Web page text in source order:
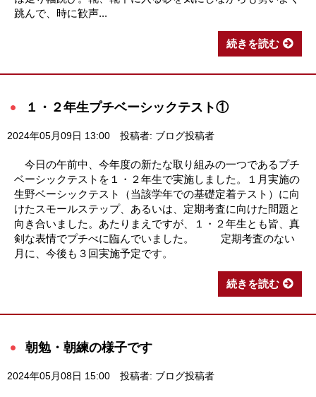
跳んで、時に歓声...
続きを読む
１・２年生プチベーシックテスト①
2024年05月09日 13:00 投稿者: ブログ投稿者
今日の午前中、今年度の新たな取り組みの一つであるプチ
ベーシックテストを１・２年生で実施しました。１月実施の
生野ベーシックテスト（当該学年での基礎定着テスト）に向
けたスモールステップ、あるいは、定期考査に向けた問題と
向き合いました。あたりまえですが、１・２年生とも皆、真
剣な表情でプチべに臨んでいました。 定期考査のない
月に、今後も３回実施予定です。
続きを読む
朝勉・朝練の様子です
2024年05月08日 15:00 投稿者: ブログ投稿者